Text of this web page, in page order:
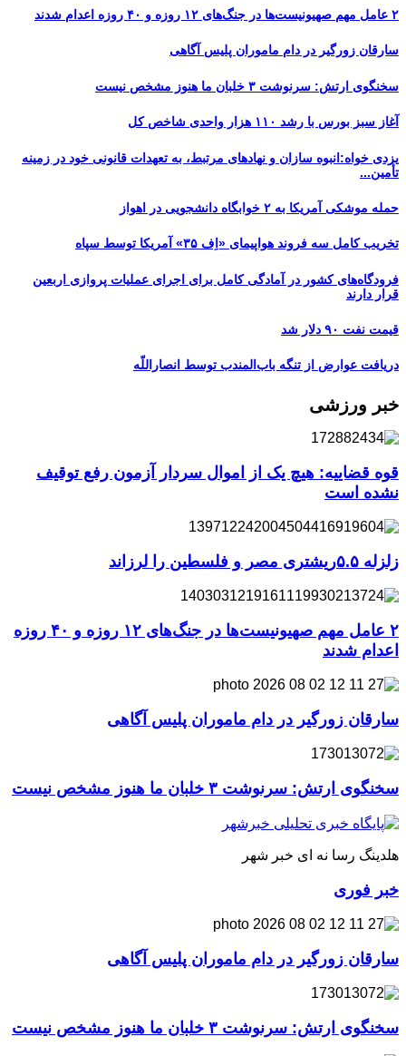
۲ عامل مهم صهیونیست‌ها در جنگ‌های ۱۲ روزه و ۴۰ روزه اعدام شدند
سارقان زورگیر در دام ماموران پلیس آگاهی
سخنگوی ارتش: سرنوشت ۳ خلبان ما هنوز مشخص نیست
آغاز سبز بورس با رشد ۱۱۰ هزار واحدی شاخص کل
یزدی خواه:انبوه سازان و نهادهای مرتبط، به تعهدات قانونی خود در زمینه
تأمین...
حمله موشکی آمریکا به ۲ خوابگاه دانشجویی در اهواز
تخریب کامل سه فروند هواپیمای «اِف ۳۵» آمریکا توسط سپاه
فرودگاه‌های کشور در آمادگی کامل برای اجرای عملیات پروازی اربعین
قرار دارند
قیمت نفت ۹۰ دلار شد
دریافت عوارض از تنگه باب‌المندب توسط انصاراللّه
خبر ورزشی
قوه قضاییه: هیچ یک از اموال سردار آزمون رفع توقیف
نشده است
زلزله ۵.۵ریشتری مصر و فلسطین را لرزاند
۲ عامل مهم صهیونیست‌ها در جنگ‌های ۱۲ روزه و ۴۰ روزه
اعدام شدند
سارقان زورگیر در دام ماموران پلیس آگاهی
سخنگوی ارتش: سرنوشت ۳ خلبان ما هنوز مشخص نیست
هلدینگ رسا نه ای خبر شهر
خبر فوری
سارقان زورگیر در دام ماموران پلیس آگاهی
سخنگوی ارتش: سرنوشت ۳ خلبان ما هنوز مشخص نیست